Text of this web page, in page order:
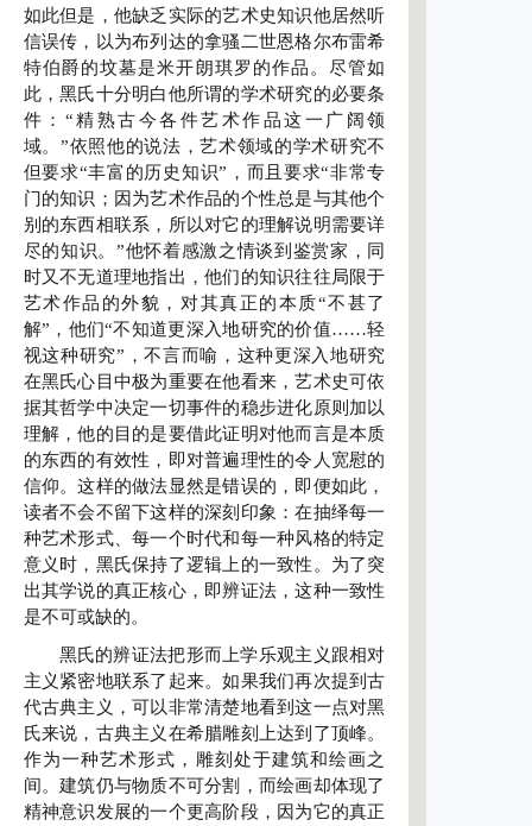
如此但是，他缺乏实际的艺术史知识他居然听
信误传，以为布列达的拿骚二世恩格尔布雷希
特伯爵的坟墓是米开朗琪罗的作品。尽管如
此，黑氏十分明白他所谓的学术研究的必要条
件：“精熟古今各件艺术作品这一广阔领
域。”依照他的说法，艺术领域的学术研究不
但要求“丰富的历史知识”，而且要求“非常专
门的知识；因为艺术作品的个性总是与其他个
别的东西相联系，所以对它的理解说明需要详
尽的知识。”他怀着感激之情谈到鉴赏家，同
时又不无道理地指出，他们的知识往往局限于
艺术作品的外貌，对其真正的本质“不甚了
解”，他们“不知道更深入地研究的价值……轻
视这种研究”，不言而喻，这种更深入地研究
在黑氏心目中极为重要在他看来，艺术史可依
据其哲学中决定一切事件的稳步进化原则加以
理解，他的目的是要借此证明对他而言是本质
的东西的有效性，即对普遍理性的令人宽慰的
信仰。这样的做法显然是错误的，即便如此，
读者不会不留下这样的深刻印象：在抽绎每一
种艺术形式、每一个时代和每一种风格的特定
意义时，黑氏保持了逻辑上的一致性。为了突
出其学说的真正核心，即辨证法，这种一致性
是不可或缺的。
黑氏的辨证法把形而上学乐观主义跟相对
主义紧密地联系了起来。如果我们再次提到古
代古典主义，可以非常清楚地看到这一点对黑
氏来说，古典主义在希腊雕刻上达到了顶峰。
作为一种艺术形式，雕刻处于建筑和绘画之
间。建筑仍与物质不可分割，而绘画却体现了
精神意识发展的一个更高阶段，因为它的真正